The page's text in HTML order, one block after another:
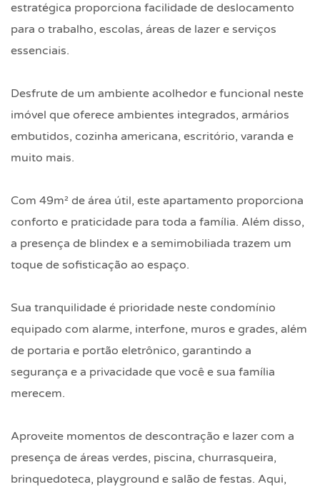
estratégica proporciona facilidade de deslocamento
para o trabalho, escolas, áreas de lazer e serviços
essenciais.
Desfrute de um ambiente acolhedor e funcional neste
imóvel que oferece ambientes integrados, armários
embutidos, cozinha americana, escritório, varanda e
muito mais.
Com 49m² de área útil, este apartamento proporciona
conforto e praticidade para toda a família. Além disso,
a presença de blindex e a semimobiliada trazem um
toque de sofisticação ao espaço.
Sua tranquilidade é prioridade neste condomínio
equipado com alarme, interfone, muros e grades, além
de portaria e portão eletrônico, garantindo a
segurança e a privacidade que você e sua família
merecem.
Aproveite momentos de descontração e lazer com a
presença de áreas verdes, piscina, churrasqueira,
brinquedoteca, playground e salão de festas. Aqui,